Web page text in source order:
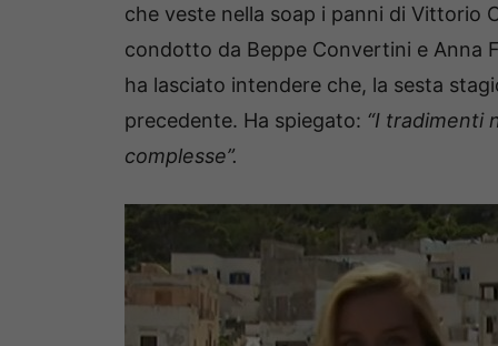
che veste nella soap i panni di Vittorio
condotto da Beppe Convertini e Anna
ha lasciato intendere che, la sesta
precedente. Ha spiegato: “I tradimenti
complesse”.